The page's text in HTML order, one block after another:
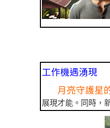
工作機遇湧現
月亮守護星
展現才能。同時，